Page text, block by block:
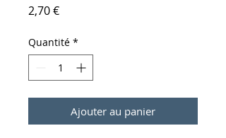
2,70 €Prix
Quantité *
Ajouter au panier